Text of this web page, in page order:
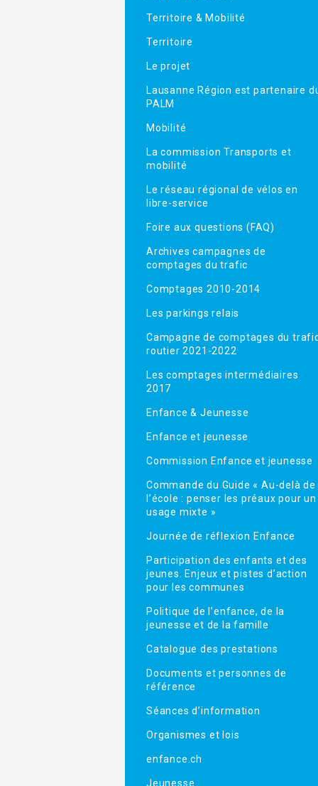
Territoire & Mobilité
Territoire
Le projet
Lausanne Région est partenaire
PALM
Mobilité
La commission Transports et
mobilité
Le réseau régional de vélos en
libre-service
Foire aux questions (FAQ)
Archives campagnes de
comptages du trafic
Comptages 2010-2014
Les parkings relais
Campagne de comptages du
routier 2021-2022
Les comptages intermédiaires
2017
Enfance & Jeunesse
Enfance et jeunesse
Commission Enfance et jeunesse
Commande du Guide « Au-delà de
l’école : penser les préaux pour un
usage mixte »
Journée de réflexion Enfance
Participation des enfants et des
jeunes. Enjeux et pistes d’action
pour les communes
Politique de l’enfance, de la
jeunesse et de la famille
Catalogue des prestations
Documents et personnes de
référence
Séances d’information
Organismes et lois
enfance.ch
Jeunesse